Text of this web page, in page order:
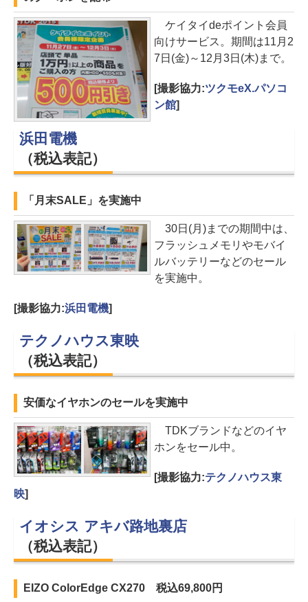
ケイタイdeポイント会員
向けサービス。期間は11月2
7日(金)～12月3日(木)まで。
[撮影協力:ツクモeX.パソコ
ン館]
浜田電機
（税込表記）
「月末SALE」を実施中
30日(月)までの期間中は、
フラッシュメモリやモバイ
ルバッテリーなどのセール
を実施中。
[撮影協力:浜田電機]
テクノハウス東映
（税込表記）
安価なイヤホンのセールを実施中
TDKブランドなどのイヤ
ホンをセール中。
[撮影協力:テクノハウス東
映]
イオシス アキバ路地裏店
（税込表記）
EIZO ColorEdge CX270 税込69,800円